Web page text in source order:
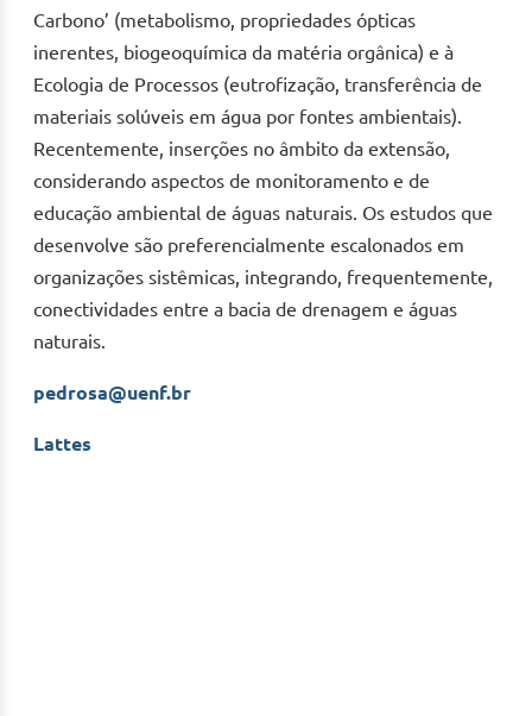
Carbono’ (metabolismo, propriedades ópticas
inerentes, biogeoquímica da matéria orgânica) e à
Ecologia de Processos (eutrofização, transferência de
materiais solúveis em água por fontes ambientais).
Recentemente, inserções no âmbito da extensão,
considerando aspectos de monitoramento e de
educação ambiental de águas naturais. Os estudos que
desenvolve são preferencialmente escalonados em
organizações sistêmicas, integrando, frequentemente,
conectividades entre a bacia de drenagem e águas
naturais.
pedrosa@uenf.br
Lattes